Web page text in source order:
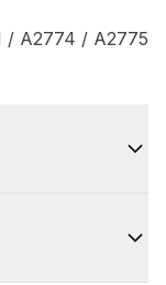
/ A2774 / A2775